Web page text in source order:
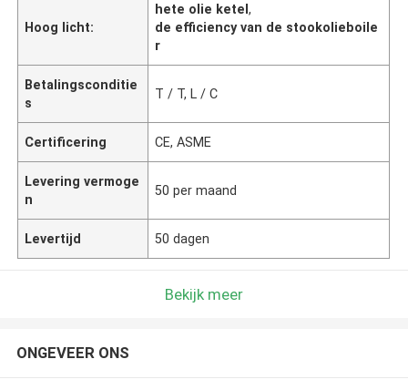
Hoog licht:
hete olie ketel,
de efficiency van de stookolieboile
r
Betalingsconditie
s
T / T, L / C
Certificering CE, ASME
Levering vermoge
n
50 per maand
Levertijd 50 dagen
Bekijk meer
ONGEVEER ONS